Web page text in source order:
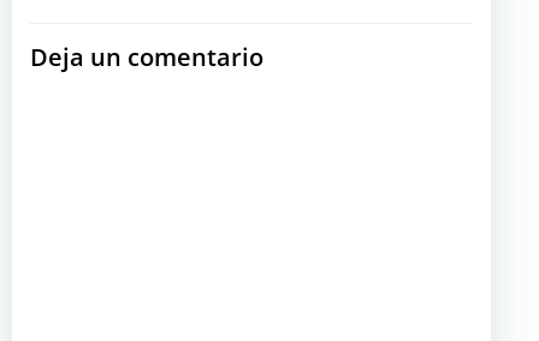
entradas entradas
Deja un comentario